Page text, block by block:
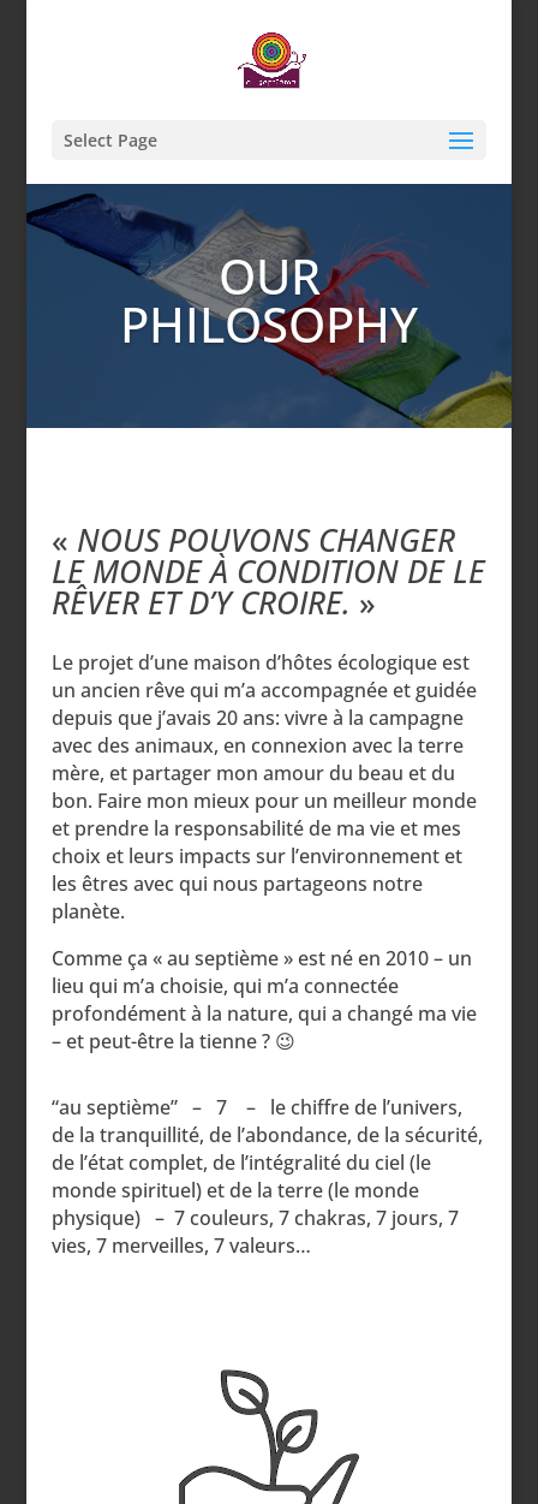
Select Page
OUR
PHILOSOPHY
« NOUS POUVONS CHANGER
LE MONDE À CONDITION DE LE
RÊVER ET D’Y CROIRE. »
Le projet d’une maison d’hôtes écologique est
un ancien rêve qui m’a accompagnée et guidée
depuis que j’avais 20 ans: vivre à la campagne
avec des animaux, en connexion avec la terre
mère, et partager mon amour du beau et du
bon. Faire mon mieux pour un meilleur monde
et prendre la responsabilité de ma vie et mes
choix et leurs impacts sur l’environnement et
les êtres avec qui nous partageons notre
planète.
Comme ça « au septième » est né en 2010 – un
lieu qui m’a choisie, qui m’a connectée
profondément à la nature, qui a changé ma vie
– et peut-être la tienne ? 😉
“au septième” – 7 – le chiffre de l’univers,
de la tranquillité, de l’abondance, de la sécurité,
de l’état complet, de l’intégralité du ciel (le
monde spirituel) et de la terre (le monde
physique) – 7 couleurs, 7 chakras, 7 jours, 7
vies, 7 merveilles, 7 valeurs…